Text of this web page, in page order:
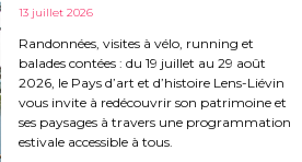
13 juillet 2026
Randonnées, visites à vélo, running et
balades contées : du 19 juillet au 29 août
2026, le Pays d’art et d’histoire Lens-Liévin
vous invite à redécouvrir son patrimoine et
ses paysages à travers une programmation
estivale accessible à tous.